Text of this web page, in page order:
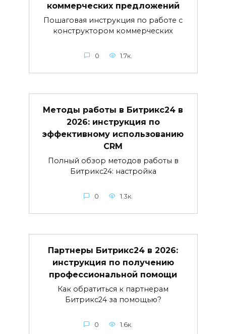
коммерческих предложений
Пошаговая инструкция по работе с
конструктором коммерческих
0 1.7к.
Методы работы в Битрикс24 в
2026: инструкция по
эффективному использованию
CRM
Полный обзор методов работы в
Битрикс24: настройка
0 1.3к.
Партнеры Битрикс24 в 2026:
инструкция по получению
профессиональной помощи
Как обратиться к партнерам
Битрикс24 за помощью?
0 1.6к.